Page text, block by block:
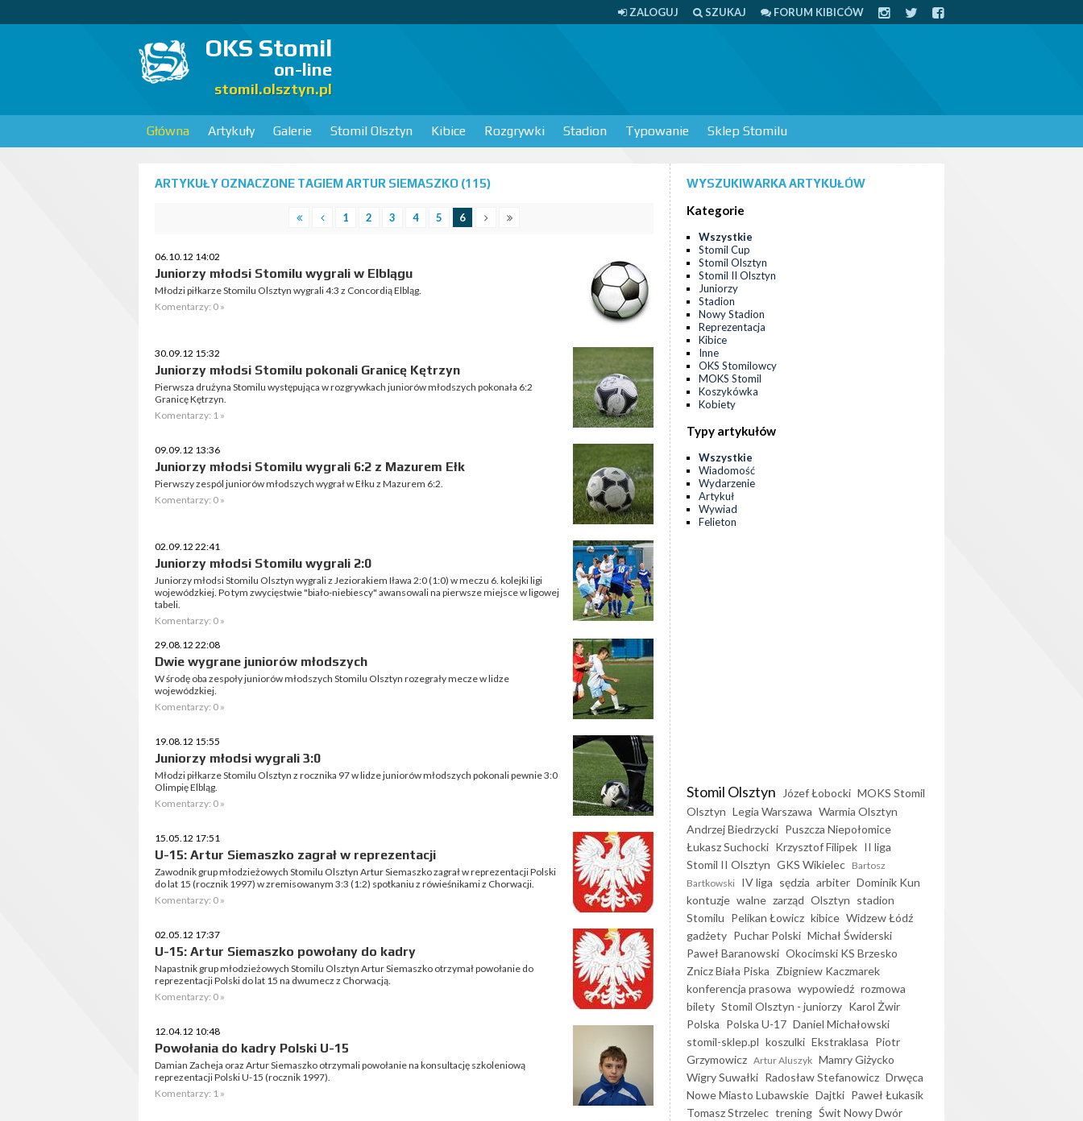
ZALOGUJ SZUKAJ FORUM KIBICÓW
OKS Stomil
on-line
stomil.olsztyn.pl
Główna Artykuły Galerie Stomil Olsztyn Kibice Rozgrywki Stadion Typowanie Sklep Stomilu
ARTYKUŁY OZNACZONE TAGIEM ARTUR SIEMASZKO (115)
1 2 3 4 5 6
06.10.12 14:02
Juniorzy młodsi Stomilu wygrali w Elblągu
Młodzi piłkarze Stomilu Olsztyn wygrali 4:3 z Concordią Elbląg.
Komentarzy: 0 »
30.09.12 15:32
Juniorzy młodsi Stomilu pokonali Granicę Kętrzyn
Pierwsza drużyna Stomilu występująca w rozgrywkach juniorów młodszych pokonała 6:2
Granicę Kętrzyn.
Komentarzy: 1 »
09.09.12 13:36
Juniorzy młodsi Stomilu wygrali 6:2 z Mazurem Ełk
Pierwszy zespól juniorów młodszych wygrał w Ełku z Mazurem 6:2.
Komentarzy: 0 »
02.09.12 22:41
Juniorzy młodsi Stomilu wygrali 2:0
Juniorzy młodsi Stomilu Olsztyn wygrali z Jeziorakiem Iława 2:0 (1:0) w meczu 6. kolejki ligi
wojewódzkiej. Po tym zwycięstwie "biało-niebiescy" awansowali na pierwsze miejsce w ligowej
tabeli.
Komentarzy: 0 »
29.08.12 22:08
Dwie wygrane juniorów młodszych
W środę oba zespoły juniorów młodszych Stomilu Olsztyn rozegrały mecze w lidze
wojewódzkiej.
Komentarzy: 0 »
19.08.12 15:55
Juniorzy młodsi wygrali 3:0
Młodzi piłkarze Stomilu Olsztyn z rocznika 97 w lidze juniorów młodszych pokonali pewnie 3:0
Olimpię Elbląg.
Komentarzy: 0 »
15.05.12 17:51
U-15: Artur Siemaszko zagrał w reprezentacji
Zawodnik grup młodzieżowych Stomilu Olsztyn Artur Siemaszko zagrał w reprezentacji Polski
do lat 15 (rocznik 1997) w zremisowanym 3:3 (1:2) spotkaniu z rówieśnikami z Chorwacji.
Komentarzy: 0 »
02.05.12 17:37
U-15: Artur Siemaszko powołany do kadry
Napastnik grup młodzieżowych Stomilu Olsztyn Artur Siemaszko otrzymał powołanie do
reprezentacji Polski do lat 15 na dwumecz z Chorwacją.
Komentarzy: 0 »
12.04.12 10:48
Powołania do kadry Polski U-15
Damian Zacheja oraz Artur Siemaszko otrzymali powołanie na konsultację szkoleniową
reprezentacji Polski U-15 (rocznik 1997).
Komentarzy: 1 »
WYSZUKIWARKA ARTYKUŁÓW
Kategorie
Wszystkie
Stomil Cup
Stomil Olsztyn
Stomil II Olsztyn
Juniorzy
Stadion
Nowy Stadion
Reprezentacja
Kibice
Inne
OKS Stomilowcy
MOKS Stomil
Koszykówka
Kobiety
Typy artykułów
Wszystkie
Wiadomość
Wydarzenie
Artykuł
Wywiad
Felieton
Stomil Olsztyn Józef Łobocki MOKS Stomil
Olsztyn Legia Warszawa Warmia Olsztyn
Andrzej Biedrzycki Puszcza Niepołomice
Łukasz Suchocki Krzysztof Filipek II liga
Stomil II Olsztyn GKS Wikielec Bartosz
Bartkowski IV liga sędzia arbiter Dominik Kun
kontuzje walne zarząd Olsztyn stadion
Stomilu Pelikan Łowicz kibice Widzew Łódź
gadżety Puchar Polski Michał Świderski
Paweł Baranowski Okocimski KS Brzesko
Znicz Biała Piska Zbigniew Kaczmarek
konferencja prasowa wypowiedź rozmowa
bilety Stomil Olsztyn - juniorzy Karol Żwir
Polska Polska U-17 Daniel Michałowski
stomil-sklep.pl koszulki Ekstraklasa Piotr
Grzymowicz Artur Aluszyk Mamry Giżycko
Wigry Suwałki Radosław Stefanowicz Drwęca
Nowe Miasto Lubawskie Dajtki Paweł Łukasik
Tomasz Strzelec trening Świt Nowy Dwór